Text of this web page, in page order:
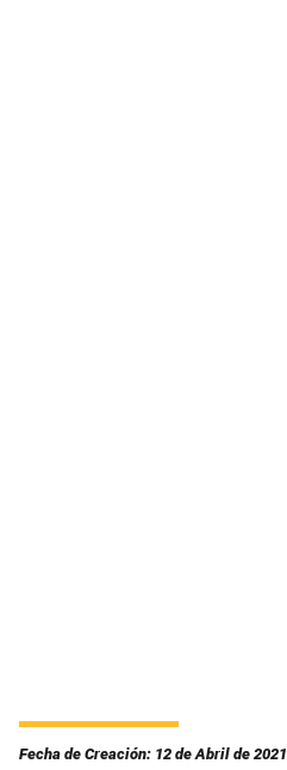
Fecha de Creación: 12 de Abril de 2021